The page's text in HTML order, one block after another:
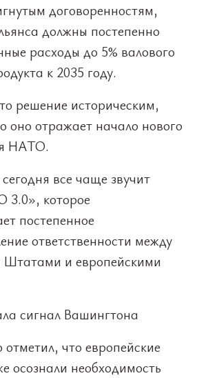
договоренностям,
должны постепенно
расходы до 5% валового
к 2035 году.
решение историческим,
оно отражает начало нового
НАТО.
все чаще звучит
3.0», которое
постепенное
ответственности между
и европейскими
сигнал Вашингтона
что европейские
осознали необходимость